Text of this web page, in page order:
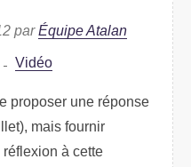
parÉquipe Atalan
Vidéo
proposer une réponse
mais fournir
à cette